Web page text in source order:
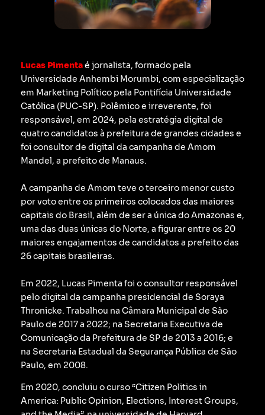
Lucas Pimentaé jornalista, formado pela
Universidade Anhembi Morumbi, com especialização
em Marketing Político pela Pontifícia Universidade
Católica (PUC-SP). Polêmico e irreverente, foi
responsável, em 2024, pela estratégia digital de
quatro candidatos à prefeitura de grandes cidades e
foi consultor de digital da campanha de Amom
Mandel, a prefeito de Manaus.
A campanha de Amom teve o terceiro menor custo
por voto entre os primeiros colocados das maiores
capitais do Brasil, além de ser a única do Amazonas e,
uma das duas únicas do Norte, a figurar entre os 20
maiores engajamentos de candidatos a prefeito das
26 capitais brasileiras.
Em 2022, Lucas Pimenta foi o consultor responsável
pelo digital da campanha presidencial de Soraya
Thronicke. Trabalhou na Câmara Municipal de São
Paulo de 2017 a 2022; na Secretaria Executiva de
Comunicação da Prefeitura de SP de 2013 a 2016; e
na Secretaria Estadual da Segurança Pública de São
Paulo, em 2008.
Em 2020, concluiu o curso “Citizen Politics in
America: Public Opinion, Elections, Interest Groups,